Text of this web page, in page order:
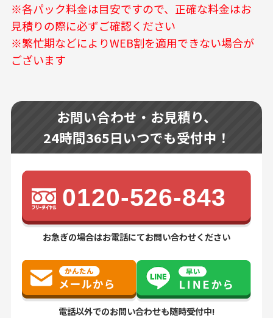
※各パック料金は目安ですので、正確な料金はお
見積りの際に必ずご確認ください
※繁忙期などによりWEB割を適用できない場合が
ございます
お問い合わせ・お見積り、
24時間365日いつでも受付中！
0120-526-843
お急ぎの場合はお電話にてお問い合わせください
電話以外でのお問い合わせも随時受付中!